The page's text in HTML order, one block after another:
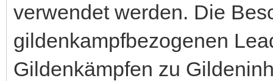
verwendet werden. Die
gildenkampfbezogenen
Gildenkämpfen zu